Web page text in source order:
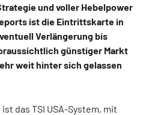
und voller Hebelpower
ist die Eintrittskarte in
Verlängerung bis
günstiger Markt
weit hinter sich gelassen
das TSI USA-System, mit